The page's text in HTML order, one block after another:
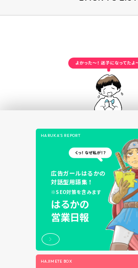
HARUKA’S REPORT
広告ガールはるかの
対話型用語集！
※SEO対策を含みます
はるかの
営業日報
HAJIMETE BOX